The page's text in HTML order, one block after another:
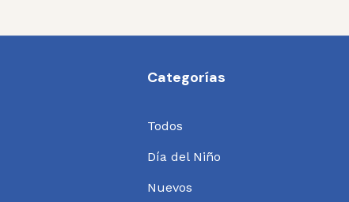
Categorías
Todos
Día del Niño
Nuevos